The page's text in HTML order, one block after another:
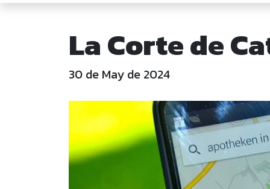
La Corte de
30 de May de 2024